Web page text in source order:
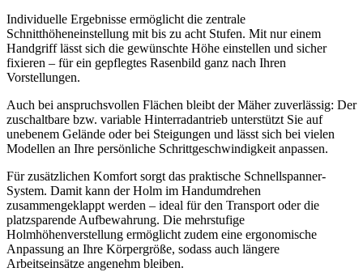
Individuelle Ergebnisse ermöglicht die zentrale
Schnitthöheneinstellung mit bis zu acht Stufen. Mit nur einem
Handgriff lässt sich die gewünschte Höhe einstellen und sicher
fixieren – für ein gepflegtes Rasenbild ganz nach Ihren
Vorstellungen.
Auch bei anspruchsvollen Flächen bleibt der Mäher zuverlässig: Der
zuschaltbare bzw. variable Hinterradantrieb unterstützt Sie auf
unebenem Gelände oder bei Steigungen und lässt sich bei vielen
Modellen an Ihre persönliche Schrittgeschwindigkeit anpassen.
Für zusätzlichen Komfort sorgt das praktische Schnellspanner-
System. Damit kann der Holm im Handumdrehen
zusammengeklappt werden – ideal für den Transport oder die
platzsparende Aufbewahrung. Die mehrstufige
Holmhöhenverstellung ermöglicht zudem eine ergonomische
Anpassung an Ihre Körpergröße, sodass auch längere
Arbeitseinsätze angenehm bleiben.